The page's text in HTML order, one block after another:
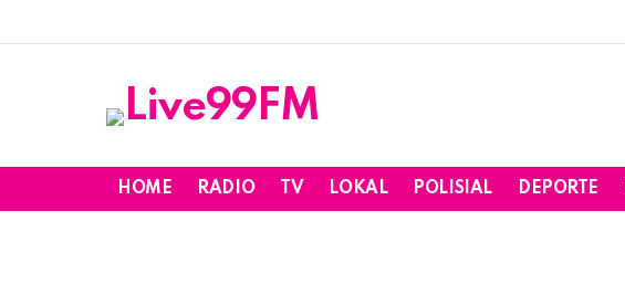
HOME RADIO TV LOKAL POLISIAL DEPORTE